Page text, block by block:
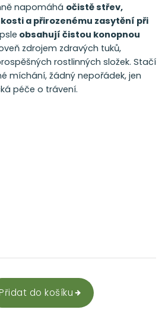
do košíku
napomáhá očistě střev,
a přirozenému zasytění při
obsahují čistou konopnou
zdrojem zdravých tuků,
rostlinných složek. Stačí
míchání, žádný nepořádek, jen
péče o trávení.